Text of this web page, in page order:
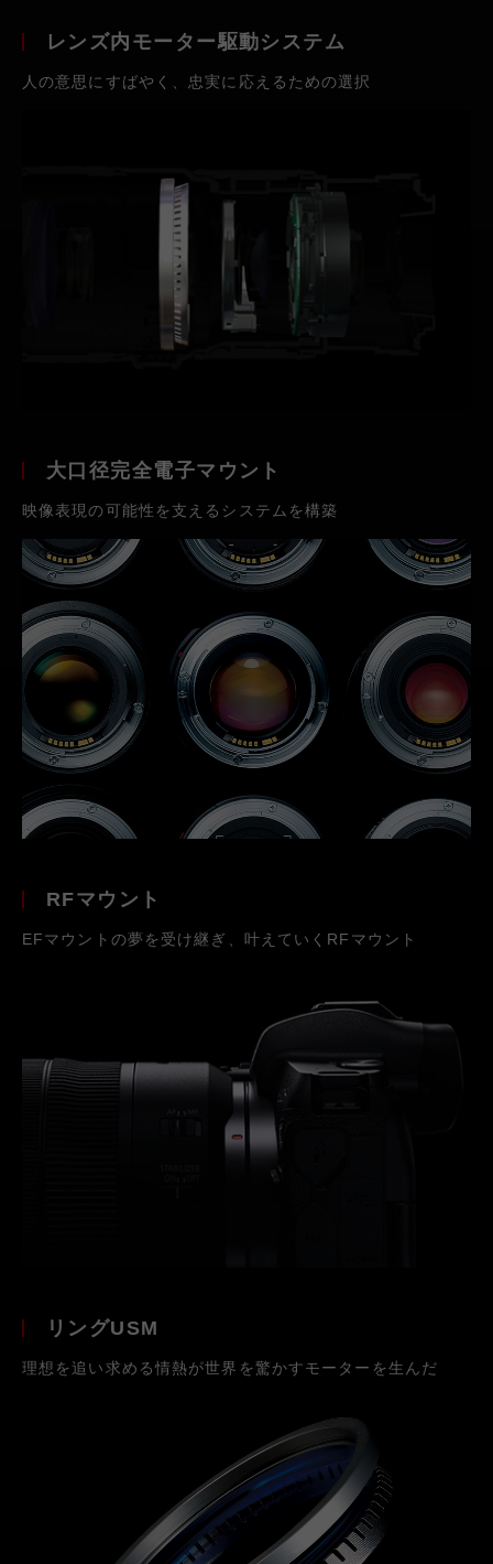
レンズ内モーター駆動システム
人の意思にすばやく、忠実に応えるための選択
大口径完全電子マウント
映像表現の可能性を支えるシステムを構築
RFマウント
EFマウントの夢を受け継ぎ、叶えていくRFマウント
リングUSM
理想を追い求める情熱が世界を驚かすモーターを生んだ